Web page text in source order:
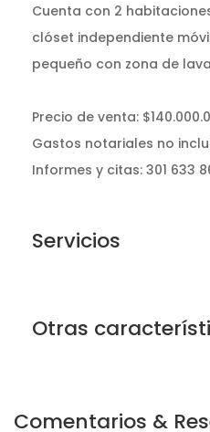
Cuenta con 2
clóset independiente
pequeño con zona de
Precio de venta:
Gastos notariales no
Informes y citas: 301 633
Servicios
Otras
Comentarios &